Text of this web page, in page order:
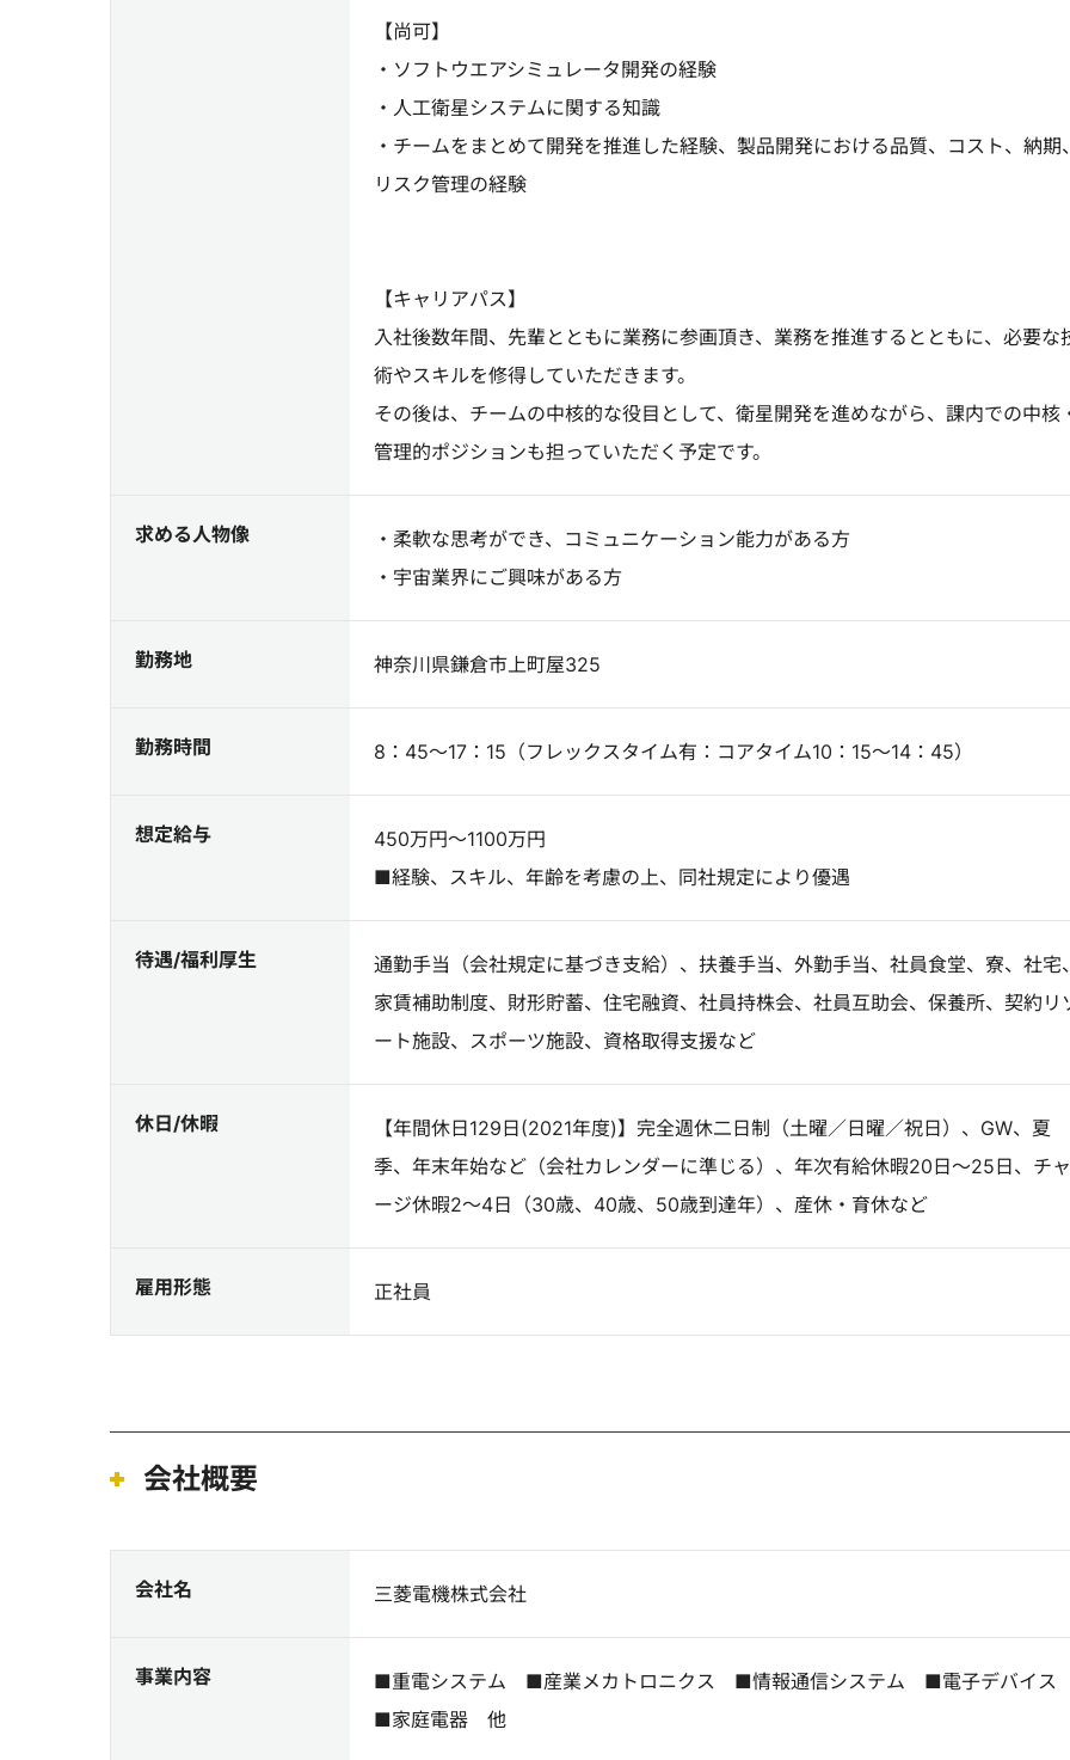
【尚可】
・ソフトウエアシミュレータ開発の経験
・人工衛星システムに関する知識
・チームをまとめて開発を推進した経験、製品開発における品質、コスト、納期
リスク管理の経験
【キャリアパス】
入社後数年間、先輩とともに業務に参画頂き、業務を推進するとともに、必要な
術やスキルを修得していただきます。
その後は、チームの中核的な役目として、衛星開発を進めながら、課内での中核
管理的ポジションも担っていただく予定です。
求める人物像
・柔軟な思考ができ、コミュニケーション能力がある方
・宇宙業界にご興味がある方
勤務地 神奈川県鎌倉市上町屋325
勤務時間 8：45～17：15（フレックスタイム有：コアタイム10：15～14：45）
想定給与
450万円～1100万円
■経験、スキル、年齢を考慮の上、同社規定により優遇
待遇/福利厚生
通勤手当（会社規定に基づき支給）、扶養手当、外勤手当、社員食堂、寮、社宅
家賃補助制度、財形貯蓄、住宅融資、社員持株会、社員互助会、保養所、契約リ
ート施設、スポーツ施設、資格取得支援など
休日/休暇
【年間休日129日(2021年度)】完全週休二日制（土曜／日曜／祝日）、GW、夏
季、年末年始など（会社カレンダーに準じる）、年次有給休暇20日～25日、チャ
ージ休暇2～4日（30歳、40歳、50歳到達年）、産休・育休など
雇用形態 正社員
会社概要
会社名 三菱電機株式会社
事業内容
■重電システム ■産業メカトロニクス ■情報通信システム ■電子デバイ
■家庭電器 他